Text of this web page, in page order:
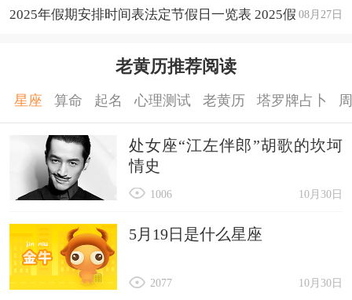
08月27日
2025年假期安排时间表法定节假日一览表 2025假
老黄历推荐阅读
星座 算命 起名 心理测试 老黄历 塔罗牌占卜
处女座“江左伴郎”胡歌的坎坷
情史
10月30日
1006
5月19日是什么星座
10月30日
2077